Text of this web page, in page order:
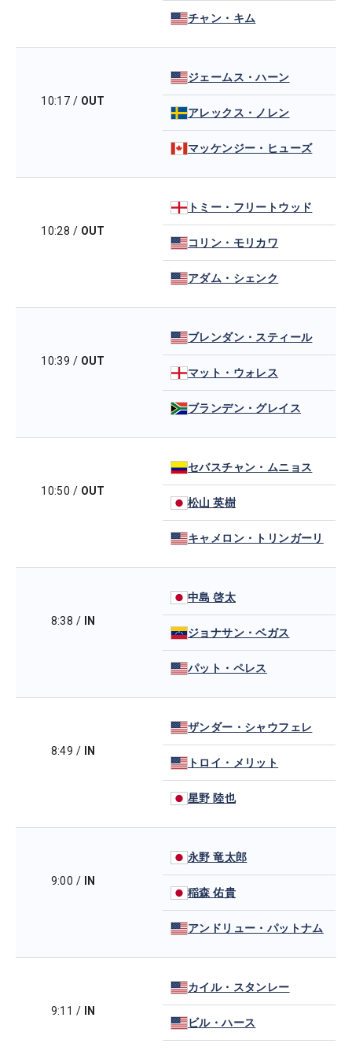
チャン・キム
10:17 / OUT
ジェームス・ハーン
アレックス・ノレン
マッケンジー・ヒューズ
10:28 / OUT
トミー・フリートウッド
コリン・モリカワ
アダム・シェンク
10:39 / OUT
ブレンダン・スティール
マット・ウォレス
ブランデン・グレイス
10:50 / OUT
セバスチャン・ムニョス
松山 英樹
キャメロン・トリンガーリ
8:38 / IN
中島 啓太
ジョナサン・ベガス
パット・ペレス
8:49 / IN
ザンダー・シャウフェレ
トロイ・メリット
星野 陸也
9:00 / IN
永野 竜太郎
稲森 佑貴
アンドリュー・パットナム
9:11 / IN
カイル・スタンレー
ビル・ハース